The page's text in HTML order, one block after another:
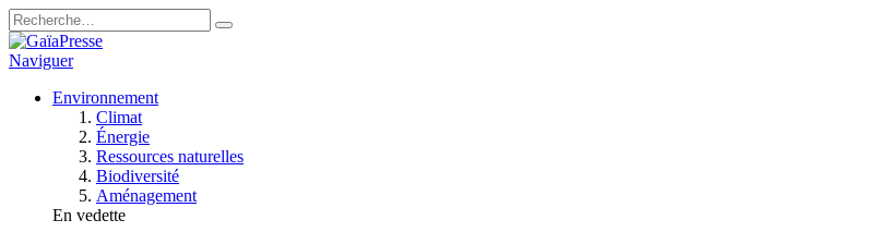
Naviguer
Environnement
Climat
Énergie
Ressources naturelles
Biodiversité
Aménagement
En vedette